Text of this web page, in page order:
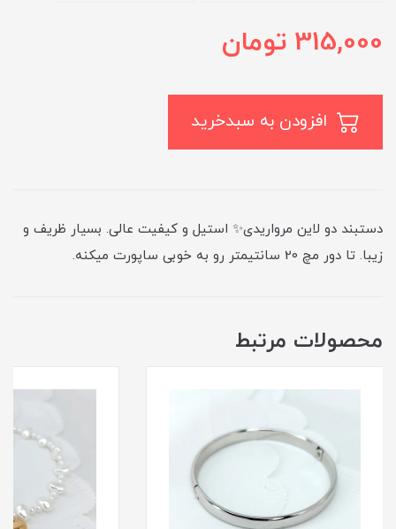
315,000 تومان
دستبند دو لاین مرواریدی✨ استیل و کیفیت عالی. بسیار ظریف و
زیبا. تا دور مچ 20 سانتیمتر رو به خوبی ساپورت میکنه.
محصولات مرتبط